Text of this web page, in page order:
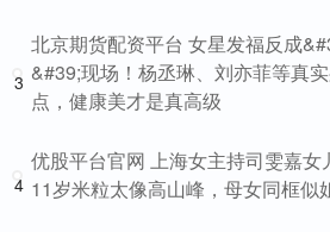
3
北京期货配资平台 女星发福反成
&#39;现场！杨丞琳、刘亦菲等真
点，健康美才是真高级
4
优股平台官网 上海女主持司雯嘉女
11岁米粒太像高山峰，母女同框似